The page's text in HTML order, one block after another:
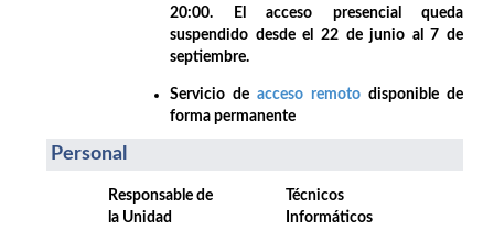
20:00. El acceso presencial queda
suspendido desde el 22 de junio al 7 de
septiembre.
Servicio de acceso remoto disponible de
forma permanente
Personal
Responsable de
la Unidad
Técnicos
Informáticos